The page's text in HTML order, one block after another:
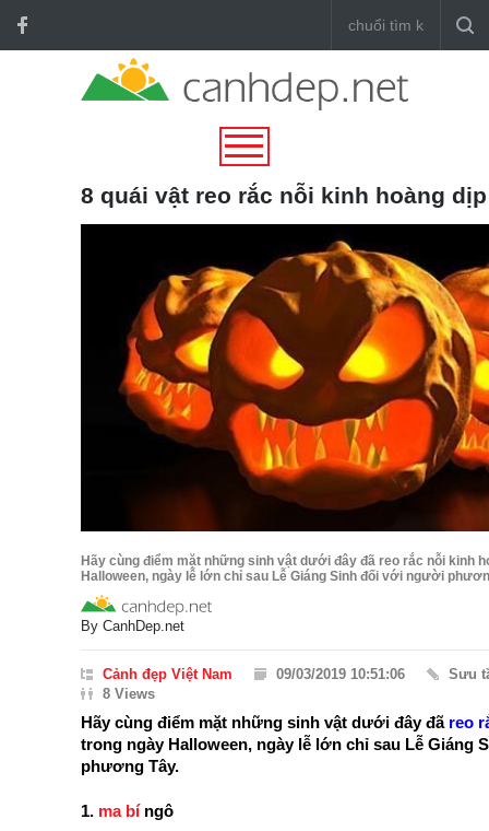
8 quái vật reo rắc nỗi kinh hoàng
Hãy cùng điểm mặt những sinh vật dưới đây đã reo rắc nỗi kinh
Halloween, ngày lễ lớn chỉ sau Lễ Giáng Sinh đối với người
By CanhDep.net
Cảnh đẹp Việt Nam 09/03/2019 10:51:06
Sưu
8 Views
Hãy cùng điểm mặt những sinh vật dưới đây đã reo
trong ngày Halloween, ngày lễ lớn chỉ sau Lễ Giáng
phương Tây.
1. ma bíngô